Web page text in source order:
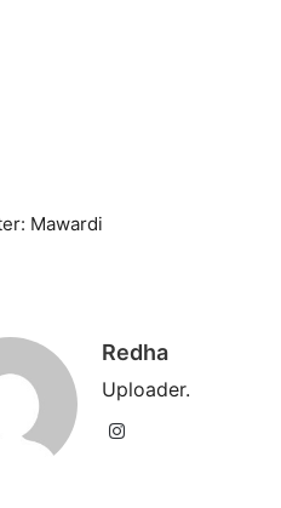
Mawardi
Redha
Uploader.
Instagram